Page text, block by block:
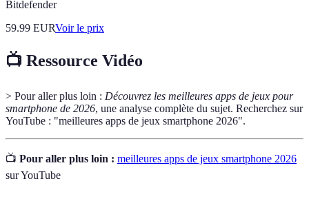
Bitdefender
59.99 EURVoir le prix
📺 Ressource Vidéo
> Pour aller plus loin : Découvrez les meilleures apps de jeux pour
smartphone de 2026, une analyse complète du sujet. Recherchez sur
YouTube : "meilleures apps de jeux smartphone 2026".
📺 Pour aller plus loin : meilleures apps de jeux smartphone 2026
sur YouTube